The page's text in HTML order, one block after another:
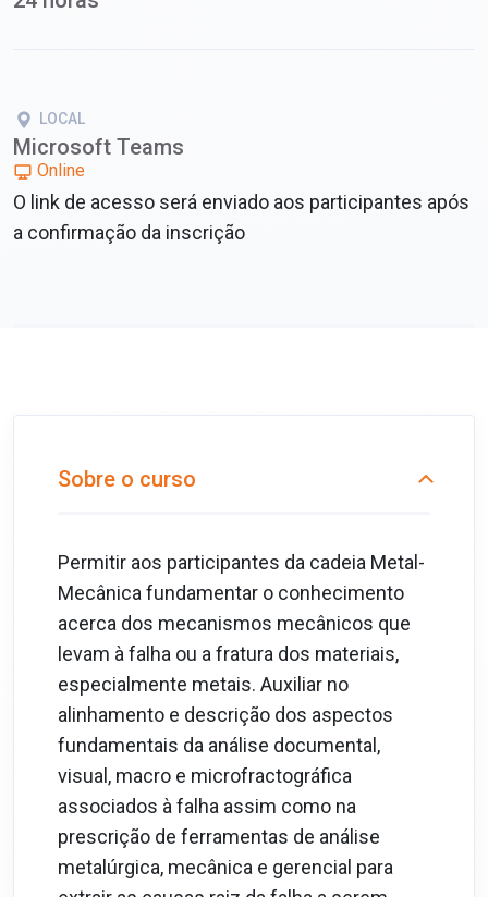
LOCAL
Microsoft Teams
Online
O link de acesso será enviado aos participantes após
a confirmação da inscrição
Sobre o curso
Permitir aos participantes da cadeia Metal-
Mecânica fundamentar o conhecimento
acerca dos mecanismos mecânicos que
levam à falha ou a fratura dos materiais,
especialmente metais. Auxiliar no
alinhamento e descrição dos aspectos
fundamentais da análise documental,
visual, macro e microfractográfica
associados à falha assim como na
prescrição de ferramentas de análise
metalúrgica, mecânica e gerencial para